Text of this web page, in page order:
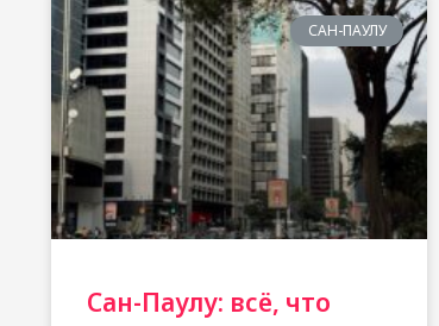
САН-ПАУЛУ
Сан-Паулу: всё, что